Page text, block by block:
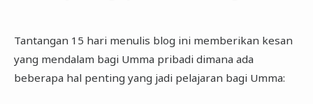
Tantangan 15 hari menulis blog ini memberikan kesan
yang mendalam bagi Umma pribadi dimana ada
beberapa hal penting yang jadi pelajaran bagi Umma: